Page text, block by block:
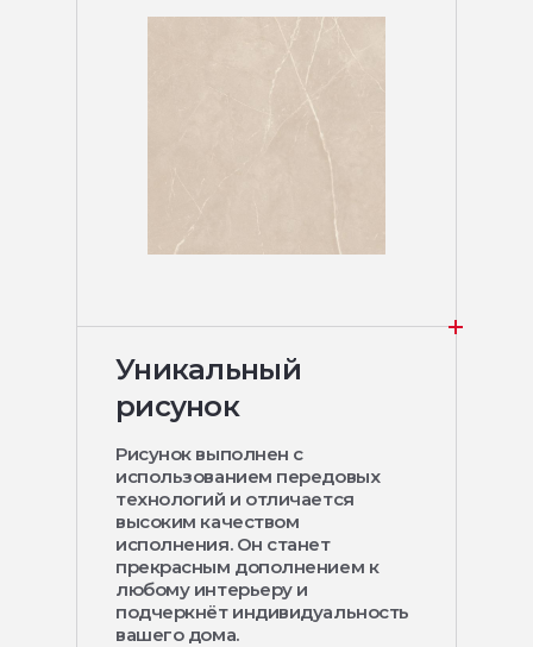
Уникальный
рисунок
Рисунок выполнен с
использованием передовых
технологий и отличается
высоким качеством
исполнения. Он станет
прекрасным дополнением к
любому интерьеру и
подчеркнёт индивидуальность
вашего дома.